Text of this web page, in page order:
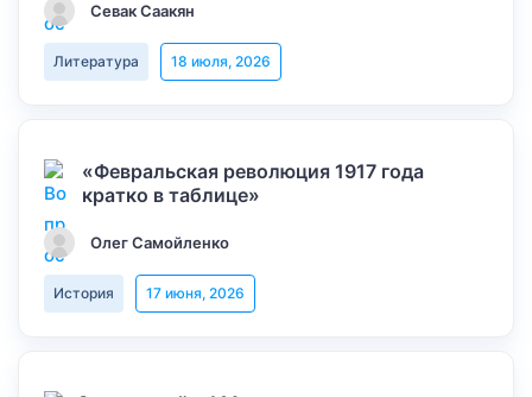
Севак Саакян
Литература 18 июля, 2026
«Февральская революция 1917 года
кратко в таблице»
Олег Самойленко
История 17 июня, 2026